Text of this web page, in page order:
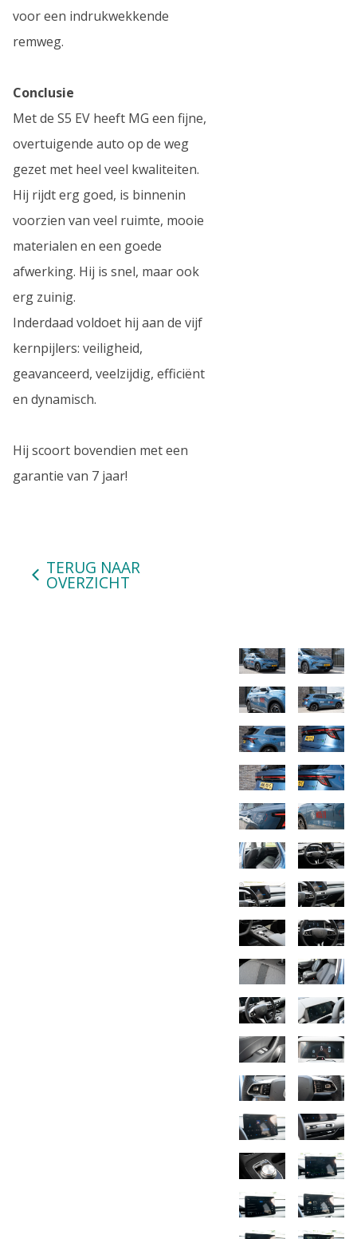
voor een indrukwekkende
remweg.
Conclusie
Met de S5 EV heeft MG een fijne,
overtuigende auto op de weg
gezet met heel veel kwaliteiten.
Hij rijdt erg goed, is binnenin
voorzien van veel ruimte, mooie
materialen en een goede
afwerking. Hij is snel, maar ook
erg zuinig.
Inderdaad voldoet hij aan de vijf
kernpijlers: veiligheid,
geavanceerd, veelzijdig, efficiënt
en dynamisch.
Hij scoort bovendien met een
garantie van 7 jaar!
TERUG NAAR
OVERZICHT